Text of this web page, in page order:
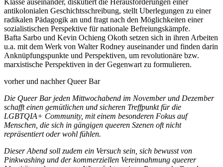
Klasse auseinander, diskutiert die Herausforderungen einer
antikolonialen Geschichtsschreibung, stellt Uberlegungen zu einer
radikalen Pädagogik an und fragt nach den Möglichkeiten einer
sozialistischen Perspektive für nationale Befreiungskämpfe.
Bafta Sarbo und Kevin Ochieng Okoth setzen sich in ihren Arbeiten
u.a. mit dem Werk von Walter Rodney auseinander und finden darin
Anknüpfungspunkte und Perspektiven, um revolutionäre bzw.
marxistische Perspektiven in der Gegenwart zu formulieren.
vorher und nachher Queer Bar
Die Queer Bar jeden Mittwochabend im November und Dezember
schafft einen gemütlichen und sicheren Treffpunkt für die
LGBTQIA+ Community, mit einem besonderen Fokus auf
Menschen, die sich in gängigen queeren Szenen oft nicht
repräsentiert oder wohl fühlen.
Dieser Abend soll zudem ein Versuch sein, sich bewusst von
Pinkwashing und der kommerziellen Vereinnahmung queerer